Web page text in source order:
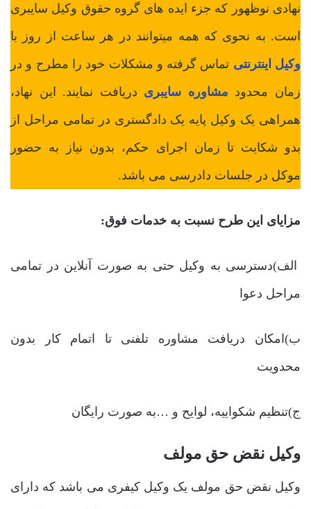
نهادی نوظهور که جزء ایده های گروه حقوق وکیل سایبری
است. به نحوی که همه میتوانند در هر ساعت از روز با
وکیل اینترنتی تماس گرفته و مشکلات خود را مطرح و در
زمان محدود مشاوره سایبری دریافت نمایند. این نهاد،
همراهی یک وکیل پایه یک دادگستری در تمامی مراحل از
بدو شکایت تا زمان اجرای حکم، بدون نیاز به حضور
موکل در جلسات دادرسی می باشد.
مزایای این طرح نسبت به خدمات فوق:
الف)دسترسی به وکیل حتی به صورت آنلاین در تمامی
مراحل دعوا
ب)امکان دریافت مشاوره تلفنی تا اتمام کار بدون
محدویت
ج)تنظیم شکواییه، لوایح و …به صورت رایگان
وکیل نقض حق مولف
وکیل نقض حق مولف یک وکیل کیفری می باشد که دارای